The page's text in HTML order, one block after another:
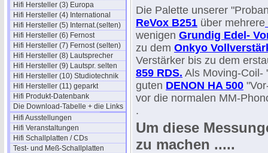
Hifi Hersteller (3) Europa
Hifi Hersteller (4) International
Hifi Hersteller (5) Internat.(selten)
Hifi Hersteller (6) Fernost
Hifi Hersteller (7) Fernost (selten)
Hifi Hersteller (8) Lautsprecher
Hifi Hersteller (9) Lautspr. selten
Hifi Hersteller (10) Studiotechnik
Hifi Hersteller (11) geparkt
Hifi Produkt-Datenbank
Die Download-Tabelle + die Links
Hifi Ausstellungen
Hifi Veranstaltungen
Hifi Schallplatten / CDs
Test- und Meß-Schallplatten
Die Palette unserer
ReVox B251 über mehrere
wenigen Grundig Edel-
zu dem Onkyo
Verstärker bis zu dem
859 RDS. Als Moving-Coil-
guten DENON HA 500
vor die normalen MM-
.
Um diese
zu machen .....